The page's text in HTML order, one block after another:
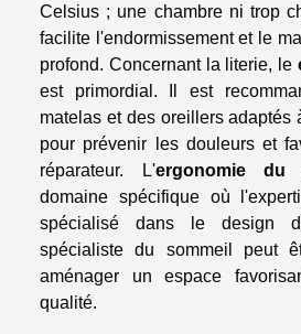
Celsius ; une chambre ni trop
facilite l'endormissement et le
profond. Concernant la literie, le
est primordial. Il est
matelas et des oreillers adaptés
pour prévenir les douleurs et
réparateur. L'ergonomie du
domaine spécifique où
spécialisé dans le design
spécialiste du sommeil peut
aménager un espace
qualité.